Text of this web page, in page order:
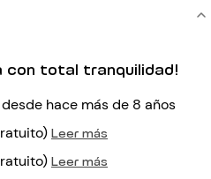
con total tranquilidad!
hace más de 8 años
Leer más
Leer más